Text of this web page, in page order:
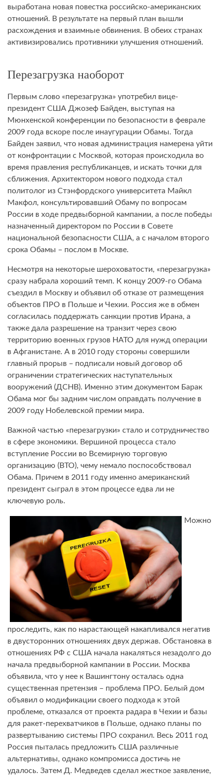
выработана новая повестка российско-американских
отношений. В результате на первый план вышли
расхождения и взаимные обвинения. В обеих странах
активизировались противники улучшения отношений.
Перезагрузка наоборот
Первым слово «перезагрузка» употребил вице-
президент США Джозеф Байден, выступая на
Мюнхенской конференции по безопасности в феврале
2009 года вскоре после инаугурации Обамы. Тогда
Байден заявил, что новая администрация намерена уйти
от конфронтации с Москвой, которая происходила во
время правления республиканцев, и искать точки для
сближения. Архитектором нового подхода стал
политолог из Стэнфордского университета Майкл
Макфол, консультировавший Обаму по вопросам
России в ходе предвыборной кампании, а после победы
назначенный директором по России в Совете
национальной безопасности США, а с началом второго
срока Обамы – послом в Москве.
Несмотря на некоторые шероховатости, «перезагрузка»
сразу набрала хороший темп. К концу 2009-го Обама
съездил в Москву и объявил об отказе от размещения
объектов ПРО в Польше и Чехии. Россия же в обмен
согласилась поддержать санкции против Ирана, а
также дала разрешение на транзит через свою
территорию военных грузов НАТО для нужд операции
в Афганистане. А в 2010 году стороны совершили
главный прорыв – подписали новый договор об
ограничении стратегических наступательных
вооружений (ДСНВ). Именно этим документом Барак
Обама мог бы задним числом оправдать получение в
2009 году Нобелевской премии мира.
Важной частью «перезагрузки» стало и сотрудничество
в сфере экономики. Вершиной процесса стало
вступление России во Всемирную торговую
организацию (ВТО), чему немало поспособствовал
Обама. Причем в 2011 году именно американский
президент сыграл в этом процессе едва ли не
ключевую роль.
Можно
проследить, как по нарастающей накапливался негатив
в двусторонних отношениях двух держав. Обстановка в
отношениях РФ с США начала накаляться незадолго до
начала предвыборной кампании в России. Москва
объявила, что у нее к Вашингтону осталась одна
существенная претензия – проблема ПРО. Белый дом
объявил о модификации своего подхода к этой
проблеме, отказался от проекта радара в Чехии и базы
для ракет-перехватчиков в Польше, однако планы по
развертыванию системы ПРО сохранил. Весь 2011 год
Россия пыталась предложить США различные
альтернативы, однако компромисса достичь не
удалось. Затем Д. Медведев сделал жесткое заявление,